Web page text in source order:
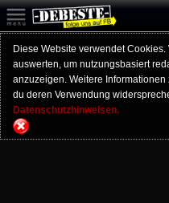
Diese Website verwendet
auswerten, um nutzungsbasiert
anzuzeigen. Weitere
du deren Verwendung
Datenschutzhinweisen.